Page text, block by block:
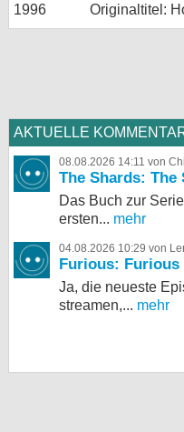
1996
Originaltitel:
AKTUELLE
08.08.2026 14:11 von
The Shards: The
Das Buch zur
ersten... mehr
04.08.2026 10:29 von
Furious: Furious
Ja, die neueste
streamen,... mehr